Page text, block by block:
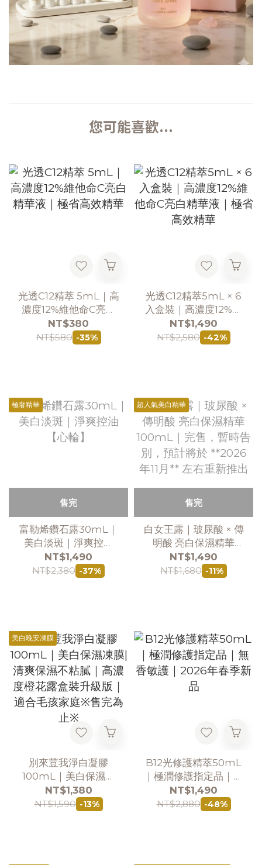
您可能喜歡...
光透C12精萃 5mL｜高
濃度12%維他命C亮白
精華液｜極省高效精華
NT$380
NT$580 -35%
光透C12精萃5mL × 6
入盒裝｜高濃度12%維
他命C亮白精華液｜極
省高效精華
NT$1,490
NT$2,580 -42%
極奢精華
售完
富勒烯鑽石露30mL｜
美白淡斑｜淨爽控油
【心輪】
NT$1,490
NT$2,380 -37%
超人氣美白精華
售完
白女王露｜玻尿酸 × 傳
明酸 亮白保濕精華
100mL｜完售，暫時
告別，預計將於
NT$1,490
NT$1,680 -11%
美白晚安凍膜
別來荳我淨白凝膠
100mL｜美白保濕凍
膜|清爽保濕不粘膩｜
高濃度橙花露盒裝升級
NT$1,380
NT$1,590 -13%
B12光修護精萃50mL
｜極潤修護指定品｜無
香敏護｜2026年春季
新品
NT$1,490
NT$2,880 -48%